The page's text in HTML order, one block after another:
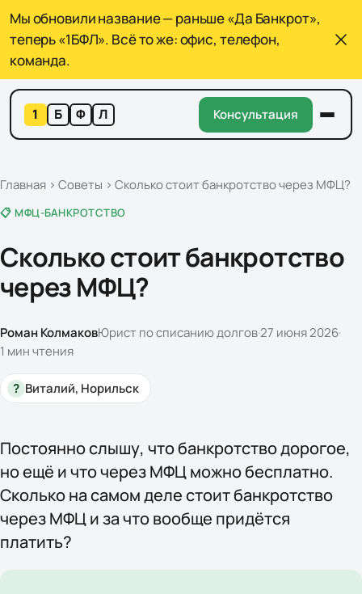
Мы обновили название — раньше «Да Банкрот»,
теперь «1БФЛ». Всё то же: офис, телефон,
команда.
1 Б Ф Л Консультация
Главная › Советы › Сколько стоит банкротство через МФЦ?
📋 МФЦ-БАНКРОТСТВО
Сколько стоит банкротство
через МФЦ?
Роман КолмаковЮрист по списанию долгов·27 июня 2026·
1 мин чтения
? Виталий, Норильск
Постоянно слышу, что банкротство дорогое,
но ещё и что через МФЦ можно бесплатно.
Сколько на самом деле стоит банкротство
через МФЦ и за что вообще придётся
платить?